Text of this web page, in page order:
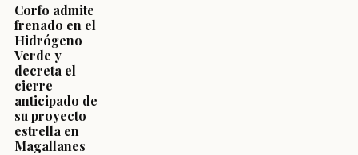
Corfo admite
frenado en el
Hidrógeno
Verde y
decreta el
cierre
anticipado de
su proyecto
estrella en
Magallanes